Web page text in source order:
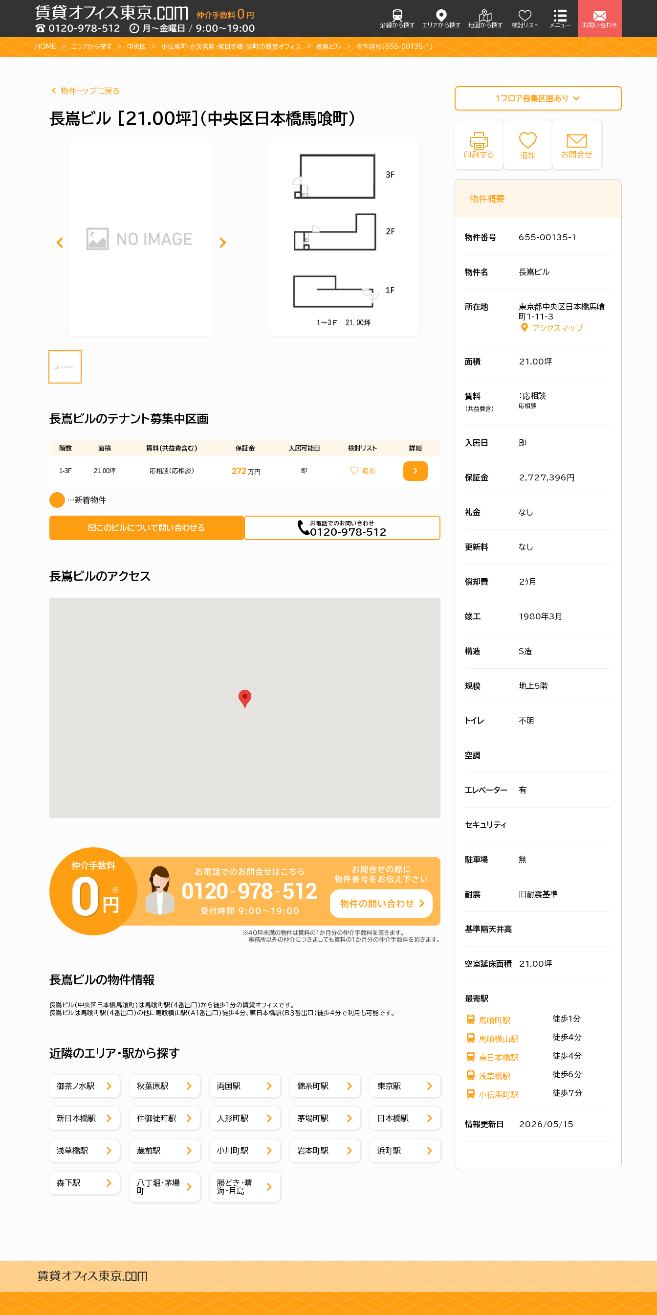
沿線から探す エリアから探す 地図から探す 検討リスト メニュー お問い合わせ
HOME エリアから探す 中央区 小伝馬町・水天宮前・東日本橋・浜町の賃貸オフィス 長嶌ビル 物件詳細(655-00135-1)
物件トップに戻る
長嶌ビル [21.00坪]（中央区日本橋馬喰町）
長嶌ビルのテナント募集中区画
階数 面積 賃料(共益費含む) 保証金 入居可能日 検討リスト 詳細
1-3F 21.00坪 応相談 （応相談） 272 万円 即
…新着物件
このビルについて問い合わせる
お電話でのお問い合わせ
0120-978-512
長嶌ビルのアクセス
長嶌ビルの物件情報
長嶌ビル(中央区日本橋馬喰町)は馬喰町駅(４番出口)から徒歩1分の賃貸オフィスです。
長嶌ビルは馬喰町駅(４番出口)の他に馬喰横山駅(Ａ１番出口)徒歩4分、東日本橋駅(Ｂ３番出口)徒歩4分で利用も可能です。
近隣のエリア・駅から探す
御茶ノ水駅 秋葉原駅 両国駅 錦糸町駅 東京駅
新日本橋駅 仲御徒町駅 人形町駅 茅場町駅 日本橋駅
浅草橋駅 蔵前駅 小川町駅 岩本町駅 浜町駅
森下駅
八丁堀・茅場
町
勝どき・晴
海・月島
1フロア募集区画あり
印刷する お問合せ
物件概要
物件番号 655-00135-1
物件名 長嶌ビル
所在地
東京都中央区日本橋馬喰
町1-11-3
アクセスマップ
面積 21.00坪
賃料
(共益費含)
：応相談
応相談
入居日 即
保証金 2,727,396円
礼金 なし
更新料 なし
償却費 2ｹ月
竣工 1980年3月
構造 S造
規模 地上5階
トイレ 不明
空調
エレベーター 有
セキュリティ
駐車場 無
耐震 旧耐震基準
基準階天井高
空室延床面積 21.00坪
最寄駅
馬喰町駅 徒歩1分
馬喰横山駅 徒歩4分
東日本橋駅 徒歩4分
浅草橋駅 徒歩6分
小伝馬町駅 徒歩7分
情報更新日 2026/05/15